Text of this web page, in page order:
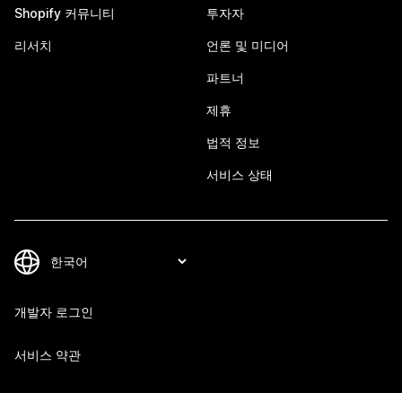
Shopify 커뮤니티
리서치
투자자
언론 및 미디어
파트너
제휴
법적 정보
서비스 상태
개발자 로그인
서비스 약관